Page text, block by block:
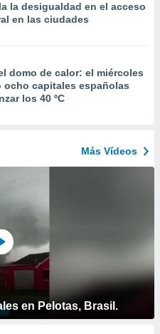
la desigualdad en el acceso
en las ciudades
domo de calor: el miércoles
ocho capitales españolas
los 40 ºC
Más Vídeos
en Pelotas, Brasil.